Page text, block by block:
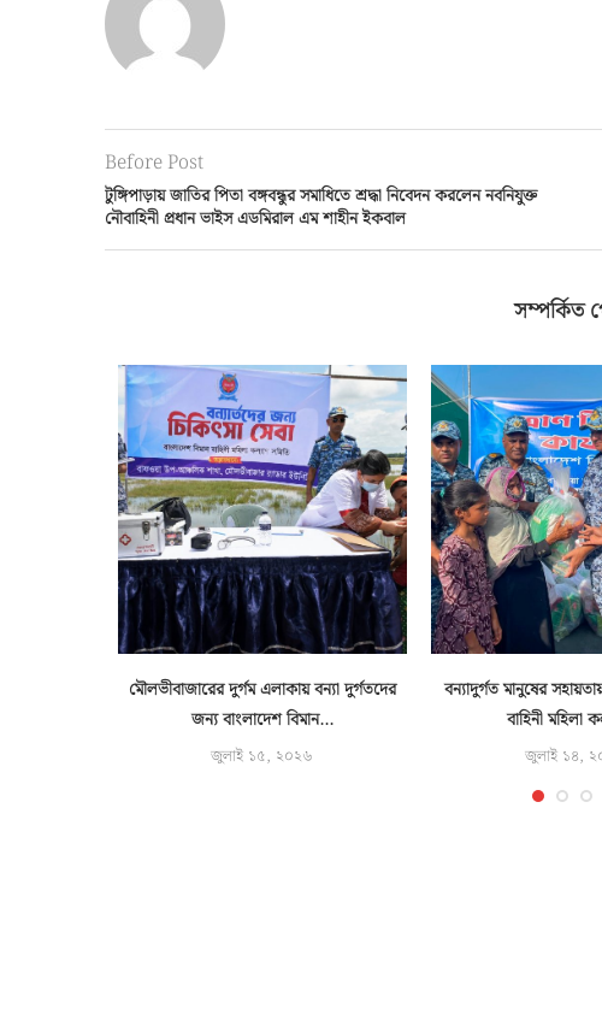
Before Post
টুঙ্গিপাড়ায় জাতির পিতা বঙ্গবন্ধুর সমাধিতে শ্রদ্ধা নিবেদন করলেন নবনিযুক্ত
নৌবাহিনী প্রধান ভাইস এডমিরাল এম শাহীন ইকবাল
সম্পর্কিত
মৌলভীবাজারের দুর্গম এলাকায় বন্যা দুর্গতদের
জন্য বাংলাদেশ বিমান...
জুলাই ১৫, ২০২৬
বন্যাদুর্গত মানুষের
বাহিনী মহিলা
জুলাই ১৪,